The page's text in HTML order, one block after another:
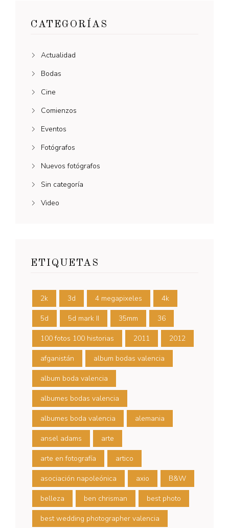
CATEGORÍAS
Actualidad
Bodas
Cine
Comienzos
Eventos
Fotógrafos
Nuevos fotógrafos
Sin categoría
Video
ETIQUETAS
2k 3d 4 megapixeles 4k
5d 5d mark II 35mm 36
100 fotos 100 historias 2011 2012
afganistán album bodas valencia
album boda valencia
albumes bodas valencia
albumes boda valencia alemania
ansel adams arte
arte en fotografía artico
asociación napoleónica axio B&W
belleza ben chrisman best photo
best wedding photographer valencia